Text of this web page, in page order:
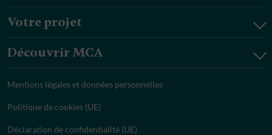
Votre projet
Découvrir MCA
Mentions légales et données personnelles
Politique de cookies (UE)
Déclaration de confidentialité (UE)